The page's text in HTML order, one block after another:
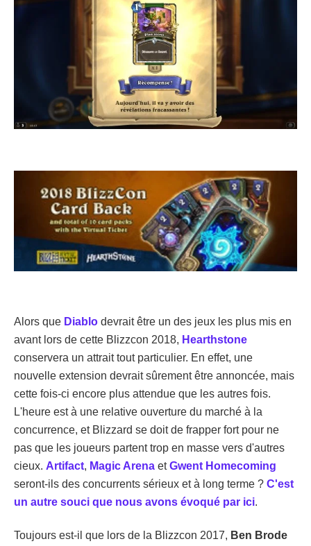
Alors que Diablo devrait être un des jeux les plus mis en
avant lors de cette Blizzcon 2018, Hearthstone
conservera un attrait tout particulier. En effet, une
nouvelle extension devrait sûrement être annoncée, mais
cette fois-ci encore plus attendue que les autres fois.
L'heure est à une relative ouverture du marché à la
concurrence, et Blizzard se doit de frapper fort pour ne
pas que les joueurs partent trop en masse vers d'autres
cieux. Artifact, Magic Arena etGwent Homecoming
seront-ils des concurrents sérieux et à long terme ? C'est
un autre souci que nous avons évoqué par ici.
Toujours est-il que lors de la Blizzcon 2017, Ben Brode